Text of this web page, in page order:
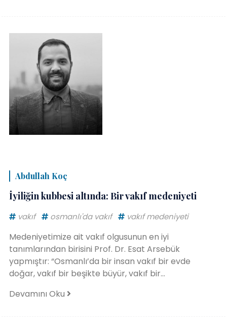
Abdullah Koç
İyiliğin kubbesi altında: Bir vakıf medeniyeti
vakıf osmanlı'da vakıf vakıf medeniyeti
Medeniyetimize ait vakıf olgusunun en iyi
tanımlarından birisini Prof. Dr. Esat Arsebük
yapmıştır: “Osmanlı’da bir insan vakıf bir evde
doğar, vakıf bir beşikte büyür, vakıf bir...
Devamını Oku